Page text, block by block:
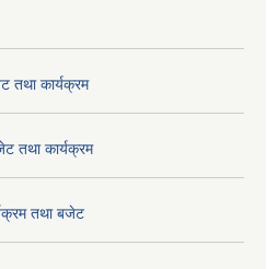
तथा कार्यक्रम
तथा कार्यक्रम
तथा बजेट